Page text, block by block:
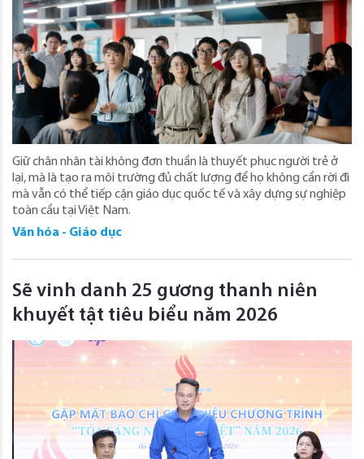
Giữ chân nhân tài không đơn thuần là thuyết phục người trẻ ở
lại, mà là tạo ra môi trường đủ chất lượng để họ không cần rời đi
mà vẫn có thể tiếp cận giáo dục quốc tế và xây dựng sự nghiệp
toàn cầu tại Việt Nam.
Văn hóa - Giáo dục
Sẽ vinh danh 25 gương thanh niên
khuyết tật tiêu biểu năm 2026